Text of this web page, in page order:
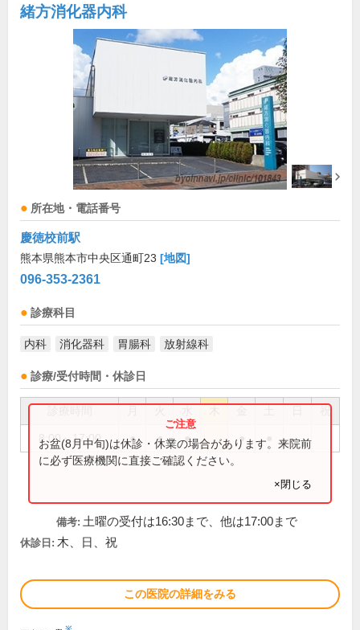
緒方消化器内科
所在地・電話番号
慶徳校前駅
熊本県熊本市中央区通町23 [地図]
096-353-2361
診療科目
内科 消化器科 胃腸科 放射線科
診療/受付時間・休診日
祝
8:00～17:00 ● ● ● ●
お盆(8月中旬)は休診・休業の場合があります。来院前
に必ず医療機関に直接ご確認ください。
×閉じる
備考: 土曜の受付は16:30まで、他は17:00まで
休診日: 木、日、祝
この医院の詳細をみる